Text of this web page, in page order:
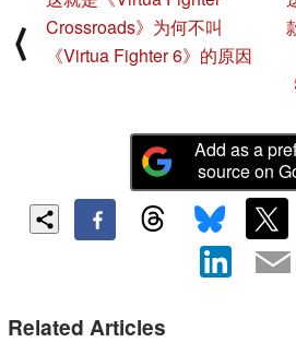
⟨
Crossroads》为何不叫
《Virtua Fighter 6》的原因
Add as a
source on
Related Articles